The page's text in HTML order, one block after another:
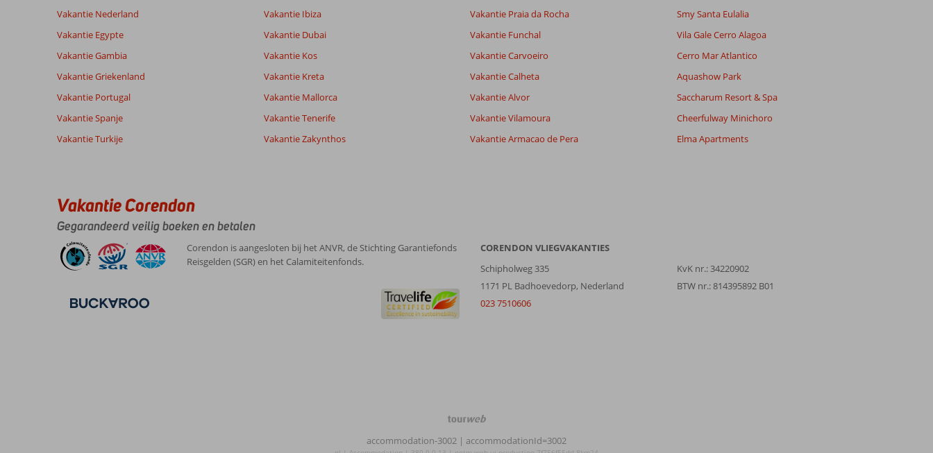
Vakantie Nederland
Vakantie Egypte
Vakantie Gambia
Vakantie Griekenland
Vakantie Portugal
Vakantie Spanje
Vakantie Turkije
Vakantie Ibiza
Vakantie Dubai
Vakantie Kos
Vakantie Kreta
Vakantie Mallorca
Vakantie Tenerife
Vakantie Zakynthos
Vakantie Praia da Rocha
Vakantie Funchal
Vakantie Carvoeiro
Vakantie Calheta
Vakantie Alvor
Vakantie Vilamoura
Vakantie Armacao de Pera
Smy Santa Eulalia
Vila Gale Cerro Alagoa
Cerro Mar Atlantico
Aquashow Park
Saccharum Resort & Spa
Cheerfulway Minichoro
Elma Apartments
Vakantie Corendon
Gegarandeerd veilig boeken en betalen
Corendon is aangesloten bij het ANVR, de Stichting Garantiefonds
Reisgelden (SGR) en het Calamiteitenfonds.
CORENDON VLIEGVAKANTIES
Schipholweg 335
1171 PL Badhoevedorp, Nederland
023 7510606
KvK nr.: 34220902
BTW nr.: 814395892 B01
TourWeb
NetMatch
accommodation-3002 | accommodationId=3002